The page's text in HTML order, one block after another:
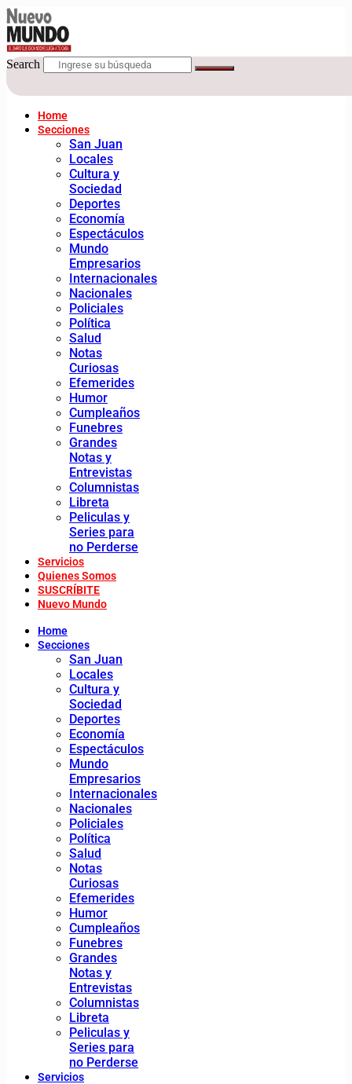
Search
Home
Secciones
San Juan
Locales
Cultura y
Sociedad
Deportes
Economía
Espectáculos
Mundo
Empresarios
Internacionales
Nacionales
Policiales
Política
Salud
Notas
Curiosas
Efemerides
Humor
Cumpleaños
Funebres
Grandes
Notas y
Entrevistas
Columnistas
Libreta
Peliculas y
Series para
no Perderse
Servicios
Quienes Somos
SUSCRÍBITE
Nuevo Mundo
Home
Secciones
San Juan
Locales
Cultura y
Sociedad
Deportes
Economía
Espectáculos
Mundo
Empresarios
Internacionales
Nacionales
Policiales
Política
Salud
Notas
Curiosas
Efemerides
Humor
Cumpleaños
Funebres
Grandes
Notas y
Entrevistas
Columnistas
Libreta
Peliculas y
Series para
no Perderse
Servicios